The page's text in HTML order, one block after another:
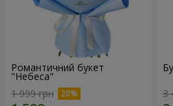
Романтичний букет
"Небеса"
1 999 грн
3